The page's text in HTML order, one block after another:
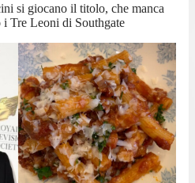
si giocano il titolo, che manca
Tre Leoni di Southgate